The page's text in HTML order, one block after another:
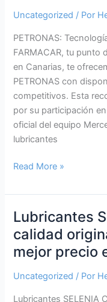
mejor
precio
en
FARMACAR
Uncategorized / Por
PETRONAS:
FARMACAR, tu punto
en Canarias, te
PETRONAS con
competitivos. Esta
por su participación
oficial del equipo
lubricantes
Lubricantes
en
Canarias
–
Stock
disponible
FARMACAR
Read More »
Lubricantes
calidad
mejor precio
Uncategorized / Por
Lubricantes SELENIA